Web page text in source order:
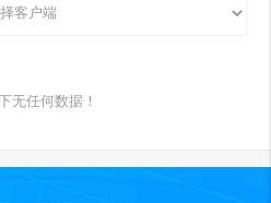
无任何数据！